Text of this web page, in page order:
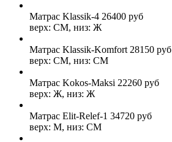
Матрас Klassik-4 26400 руб
верх: СМ, низ: Ж
Матрас Klassik-Komfort 28150 руб
верх: СМ, низ: СМ
Матрас Kokos-Maksi 22260 руб
верх: Ж, низ: Ж
Матрас Elit-Relef-1 34720 руб
верх: М, низ: СМ